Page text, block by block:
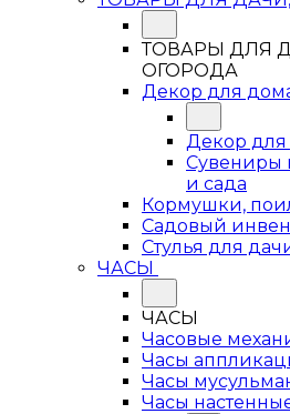
ТОВАРЫ ДЛЯ
ОГОРОДА
Декор для
Декор для
Сувениры
и сада
Кормушки,
Садовый
Стулья для
ЧАСЫ
ЧАСЫ
Часовые
Часы
Часы
Часы